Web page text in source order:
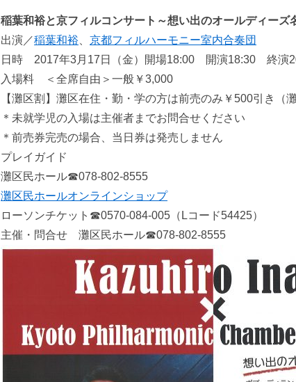
稲葉和裕と京フィルコンサート～想い出のオールディーズ
出演／稲葉和裕 、京都フィルハーモニー室内合奏団
日時 2017年3月17日（金）開場18:00 開演18:30 終演
入場料 ＜全席自由＞一般￥3,000
【灘区割】灘区在住・勤・学の方は前売のみ￥500引き（
＊未就学児の入場は主催者までお問合せください
＊前売券完売の場合、当日券は発売しません
プレイガイド
灘区民ホール☎078-802-8555
灘区民ホールオンラインショップ
ローソンチケット☎0570-084-005（Lコード54425）
主催・問合せ 灘区民ホール☎078-802-8555